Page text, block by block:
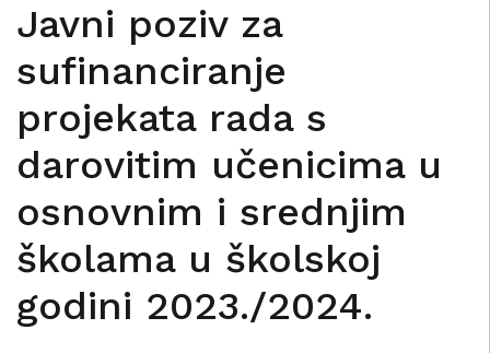
Javni poziv za
sufinanciranje
projekata rada s
darovitim učenicima u
osnovnim i srednjim
školama u školskoj
godini 2023./2024.